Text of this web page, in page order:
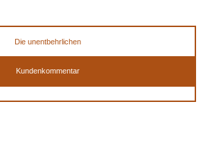
Die unentbehrlichen
Kundenkommentar